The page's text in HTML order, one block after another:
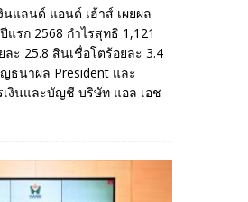
นแลนด์ แอนด์ เฮ้าส์ เผยผล
แรก 2568 กำไรสุทธิ 1,121
ะ 25.8 สินเชื่อโตร้อยละ 3.4
ธนาผล President และ
งินและบัญชี บริษัท แอล เอช